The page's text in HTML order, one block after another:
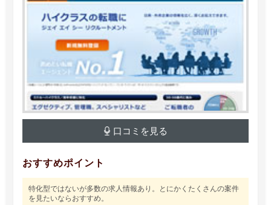
口コミを見る
おすすめポイント
特化型ではないが多数の求人情報あり。とにかくたくさんの案件
を見たいならおすすめ。